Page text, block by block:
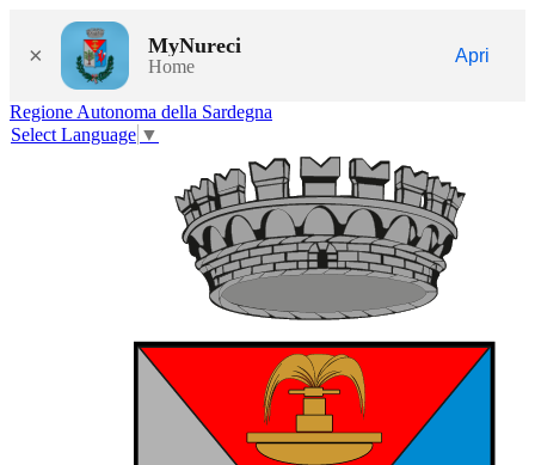
× MyNureci
Home
Apri
Regione Autonoma della Sardegna
Select Language ▼